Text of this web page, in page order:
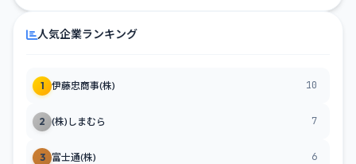
人気企業ランキング
1 伊藤忠商事(株) 10
2 (株)しまむら 7
3 富士通(株) 6